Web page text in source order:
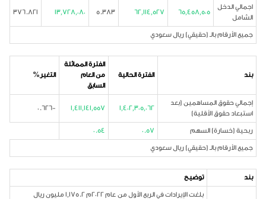
اجمالي الدخل
الشامل
65,458,505
62,114,527
5.383
13,728,080
376.821
جميع الأرقام بالـ (حقيقي) ريال سعودي
بند الفترة الحالية
الفترة المماثلة
من العام
السابق
التغير%
إجمالي حقوق المساهمين (بعد
استبعاد حقوق الأقلية)
1,402,305,062
1,411,141,557
-0.626
ربحية (خسارة) السهم 0.57
0.54
جميع الأرقام بالـ (حقيقي) ريال سعودي
بند توضيح
بلغت الإيرادات في الربع الأول من عام 2022م 1,175.2 مليون ريال